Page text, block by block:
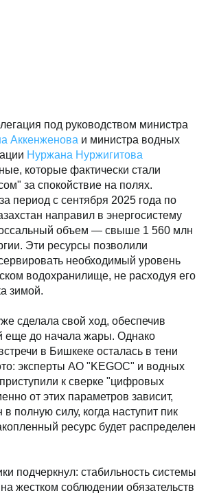
под руководством министра
Аккенженова и министра водных
Нуржана Нуржигитова
которые фактически стали
за спокойствие на полях.
период с сентября 2025 года по
направил в энергосистему
объем — свыше 1 560 млн
Эти ресурсы позволили
необходимый уровень
водохранилище, не расходуя его
зимой.
сделала свой ход, обеспечив
еще до начала жары. Однако
в Бишкеке осталась в тени
эксперты АО "KEGOC" и водных
к сверке "цифровых
от этих параметров зависит,
в полную силу, когда наступит пик
ресурс будет распределен
подчеркнул: стабильность системы
жестком соблюдении обязательств